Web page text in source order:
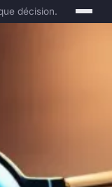
décision.